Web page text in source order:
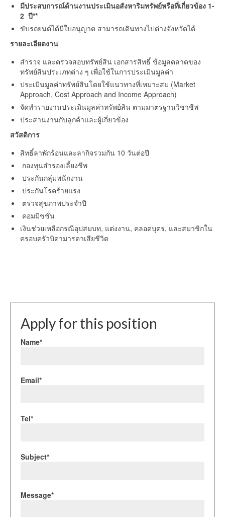
มีประสบการณ์ด้านงานประเมินอสังหาริมทรัพย์หรือที่เกี่ยวข้อง 1-
2 ปี**
ขับรถยนต์ได้มีใบอนุญาต สามารถเดินทางไปต่างจังหวัดได้
รายละเอียดงาน
สำรวจ และตรวจสอบทรัพย์สิน เอกสารสิทธิ์ ข้อมูลตลาดของ
ทรัพย์สินประเภทต่าง ๆ เพื่อใช้ในการประเมินมูลค่า
ประเมินมูลค่าทรัพย์สินโดยใช้แนวทางที่เหมาะสม (Market
Approach, Cost Approach and Income Approach)
จัดทำรายงานประเมินมูลค่าทรัพย์สิน ตามมาตรฐานวิชาชีพ
ประสานงานกับลูกค้าและผู้เกี่ยวข้อง
สวัสดิการ
สิทธิ์ลาพักร้อนและลากิจรวมกัน 10 วันต่อปี
กองทุนสำรองเลี้ยงชีพ
ประกันกลุ่มพนักงาน
ประกันโรคร้ายแรง
ตรวจสุขภาพประจำปี
คอมมิชชั่น
เงินช่วยเหลือกรณีอุปสมบท, แต่งงาน, คลอดบุตร, และสมาชิกใน
ครอบครัวบิดามารดาเสียชีวิต
Apply for this position
Name*
Email*
Tel*
Subject*
Message*